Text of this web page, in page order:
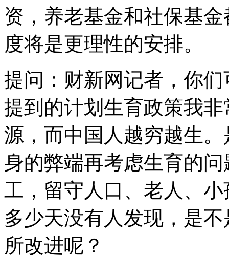
资，养老基金和社保基
度将是更理性的安排。
提问：财新网记者，你
提到的计划生育政策我
源，而中国人越穷越生
身的弊端再考虑生育的
工，留守人口、老人、
多少天没有人发现，是
所改进呢？